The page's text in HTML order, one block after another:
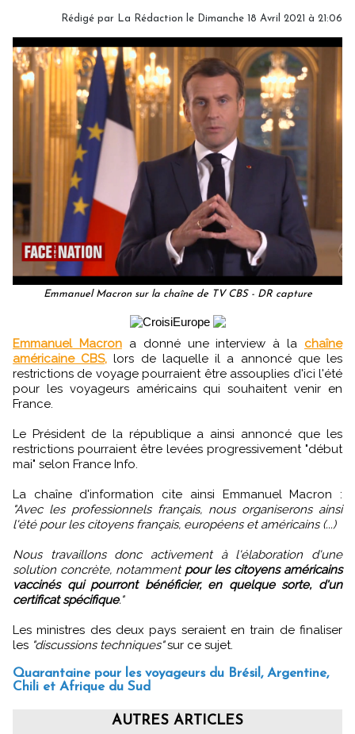
Rédigé par La Rédaction le Dimanche 18 Avril 2021 à 21:06
Emmanuel Macron sur la chaîne de TV CBS - DR capture
Emmanuel Macrona donné une interview à la chaîne
américaine CBS, lors de laquelle il a annoncé que les
restrictions de voyage pourraient être assouplies d'ici l'été
pour les voyageurs américains qui souhaitent venir en
France.
Le Président de la république a ainsi annoncé que les
restrictions pourraient être levées progressivement "début
mai" selon France Info.
La chaîne d'information cite ainsi Emmanuel Macron :
"Avec les professionnels français, nous organiserons ainsi
l'été pour les citoyens français, européens et américains (...)
Nous travaillons donc activement à l'élaboration d'une
solution concrète, notammentpour les citoyens américains
vaccinés qui pourront bénéficier, en quelque sorte, d'un
certificat spécifique."
Les ministres des deux pays seraient en train de finaliser
les "discussions techniques"sur ce sujet.
Quarantaine pour les voyageurs du Brésil, Argentine,
Chili et Afrique du Sud
AUTRES ARTICLES